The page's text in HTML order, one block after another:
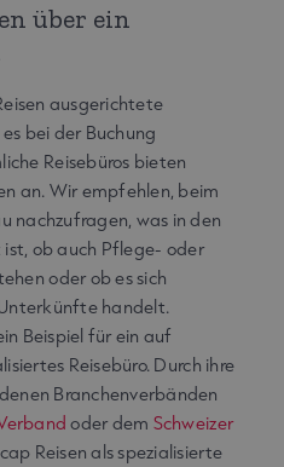
über ein
ausgerichtete
bei der Buchung
Reisebüros bieten
an. Wir empfehlen, beim
nachzufragen, was in den
ob auch Pflege- oder
oder ob es sich
handelt.
Beispiel für ein auf
Reisebüro. Durch ihre
Branchenverbänden
oder dem Schweizer
Reisen als spezialisierte